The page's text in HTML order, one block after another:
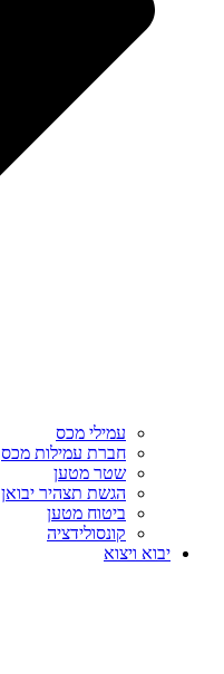
עמילי מכס
חברת עמילות מכס
שטר מטען
הגשת תצהיר יבואן
ביטוח מטען
קונסולידציה
יבוא ויצוא